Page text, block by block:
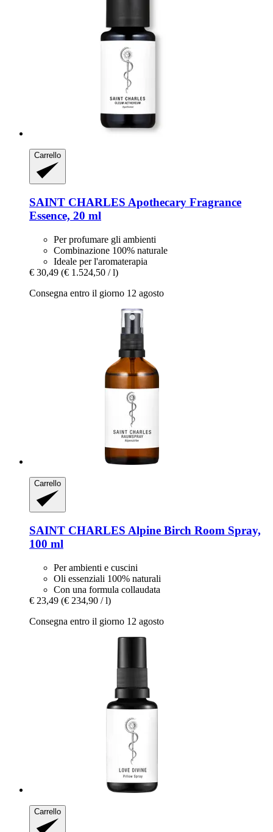
Carrello
SAINT CHARLES Apothecary Fragrance
Essence, 20 ml
Per profumare gli ambienti
Combinazione 100% naturale
Ideale per l'aromaterapia
€ 30,49 (€ 1.524,50 / l)
Consegna entro il giorno 12 agosto
Carrello
SAINT CHARLES Alpine Birch Room Spray,
100 ml
Per ambienti e cuscini
Oli essenziali 100% naturali
Con una formula collaudata
€ 23,49 (€ 234,90 / l)
Consegna entro il giorno 12 agosto
Carrello